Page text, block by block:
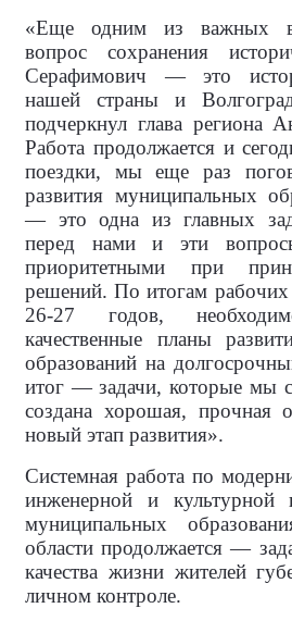
«Еще одним из важных
вопрос сохранения
Серафимович — это
нашей страны и
подчеркнул глава региона
Работа продолжается и
поездки, мы еще раз
развития муниципальных
— это одна из главных
перед нами и эти
приоритетными при
решений. По итогам рабочих
26-27 годов,
качественные планы
образований на
итог — задачи, которые мы
создана хорошая, прочная
новый этап развития».
Системная работа по
инженерной и культурной
муниципальных
области продолжается —
качества жизни жителей
личном контроле.